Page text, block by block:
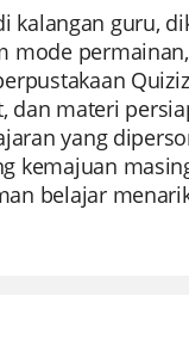
kalangan guru,
mode
dan materi
yang
kemajuan
belajar